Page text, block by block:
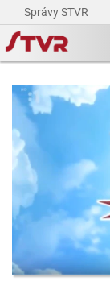
Správy STVR